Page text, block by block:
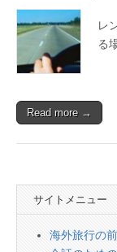
レ
る
Read more →
サイトメニュー
海外旅行の